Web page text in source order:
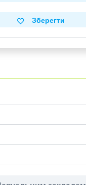
Зберегти